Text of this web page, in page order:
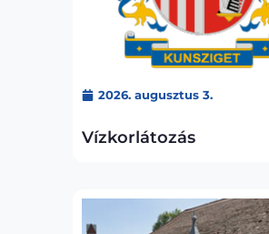
2026. augusztus 3.
Vízkorlátozás